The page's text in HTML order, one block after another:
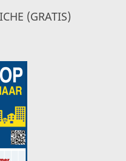
(GRATIS)